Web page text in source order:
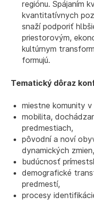
regiónu. Spájaním
kvantitatívnych
snaží podporiť
priestorovým,
kultúrnym
formujú.
Tematický dôraz
miestne komunity
mobilita,
predmestiach,
pôvodní a noví
dynamických zmien,
budúcnosť
demografické
predmestí,
procesy